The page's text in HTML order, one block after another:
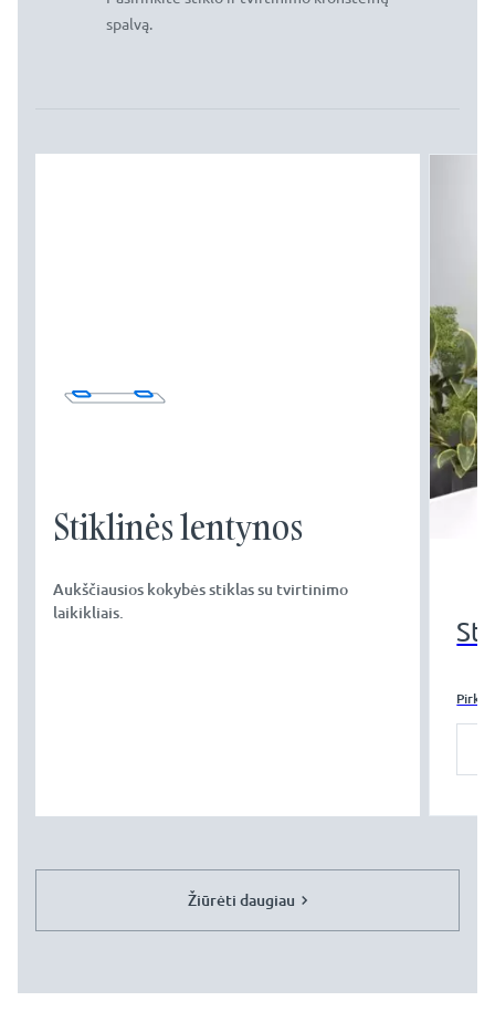
spalvą.
Stiklinės lentynos
Aukščiausios kokybės stiklas su tvirtinimo
laikikliais.
Pirkti
Žiūrėti daugiau